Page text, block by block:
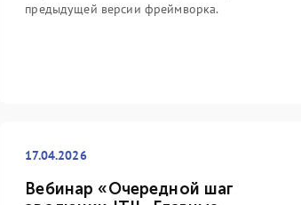
выхода новой версии ITIL, и у нас
как следует разобраться как
предыдущей версии фреймворка.
17.04.2026
Вебинар «Очередной шаг